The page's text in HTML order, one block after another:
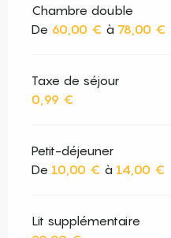
Chambre double
De 60,00 € à 78,00 €
Taxe de séjour
0,99 €
Petit-déjeuner
De 10,00 € à 14,00 €
Lit supplémentaire